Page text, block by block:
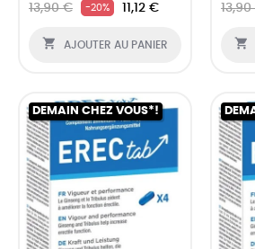
13,90 € -20% 11,12 €
 AJOUTER AU PANIER 
DEMAIN CHEZ VOUS*!